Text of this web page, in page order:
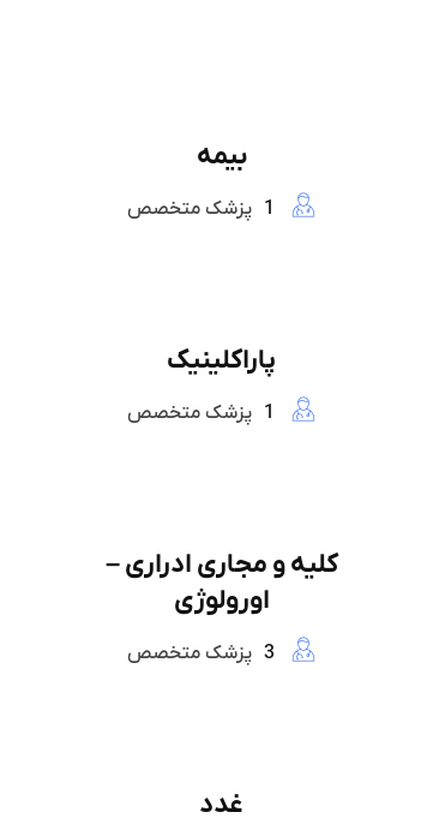
بیمه
1 پزشک متخصص
پاراکلینیک
1 پزشک متخصص
کلیه و مجاری ادراری –
اورولوژی
3 پزشک متخصص
غدد